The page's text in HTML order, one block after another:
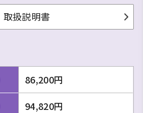
取扱説明書
86,200円
94,820円